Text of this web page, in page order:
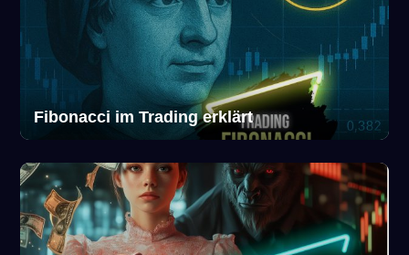
Fibonacci im Trading erklärt